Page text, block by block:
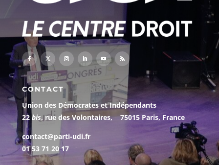
CONTACT
Union des Démocrates et Indépendants
22 bis, rue des Volontaires, 75015 Paris, France
contact@parti-udi.fr
01 53 71 20 17